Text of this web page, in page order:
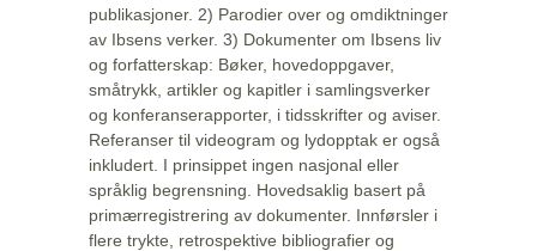
publikasjoner. 2) Parodier over og omdiktninger
av Ibsens verker. 3) Dokumenter om Ibsens liv
og forfatterskap: Bøker, hovedoppgaver,
småtrykk, artikler og kapitler i samlingsverker
og konferanserapporter, i tidsskrifter og aviser.
Referanser til videogram og lydopptak er også
inkludert. I prinsippet ingen nasjonal eller
språklig begrensning. Hovedsaklig basert på
primærregistrering av dokumenter. Innførsler i
flere trykte, retrospektive bibliografier og